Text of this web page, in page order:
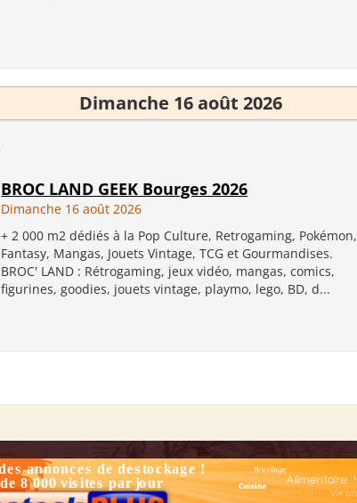
Dimanche 16 août 2026
BROC LAND GEEK Bourges 2026
Dimanche 16 août 2026
+ 2 000 m2 dédiés à la Pop Culture, Retrogaming, Pokémon,
Fantasy, Mangas, Jouets Vintage, TCG et Gourmandises.
BROC' LAND : Rétrogaming, jeux vidéo, mangas, comics,
figurines, goodies, jouets vintage, playmo, lego, BD, d...